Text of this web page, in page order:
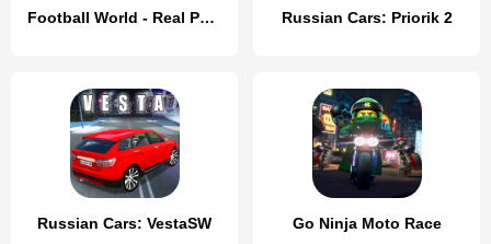
Football World - Real People Russian Cars: Priorik 2
Russian Cars: VestaSW Go Ninja Moto Race